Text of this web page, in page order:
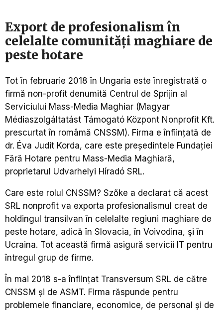
Export de profesionalism în
celelalte comunități maghiare de
peste hotare
Tot în februarie 2018 în Ungaria este înregistrată o
firmă non-profit denumită Centrul de Sprijin al
Serviciului Mass-Media Maghiar (Magyar
Médiaszolgáltatást Támogató Központ Nonprofit Kft.
prescurtat în româmă CNSSM). Firma e înființată de
dr. Éva Judit Korda, care este președintele Fundației
Fără Hotare pentru Mass-Media Maghiară,
proprietarul Udvarhelyi Híradó SRL.
Care este rolul CNSSM? Szőke a declarat că acest
SRL nonprofit va exporta profesionalismul creat de
holdingul transilvan în celelalte regiuni maghiare de
peste hotare, adică în Slovacia, în Voivodina, şi în
Ucraina. Tot această firmă asigură servicii IT pentru
întregul grup de firme.
În mai 2018 s-a înființat Transversum SRL de către
CNSSM și de ASMT. Firma răspunde pentru
problemele financiare, economice, de personal și de